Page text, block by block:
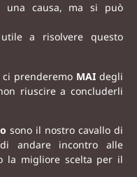
una causa, ma si può
a risolvere questo
ci prenderemo MAI degli
riuscire a concluderli
sono il nostro cavallo di
andare incontro alle
la migliore scelta per il